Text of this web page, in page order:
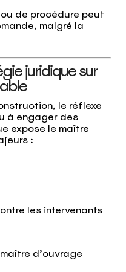
de procédure peut
malgré la
juridique sur
le réflexe
à engager des
expose le maître
:
les intervenants
d’ouvrage